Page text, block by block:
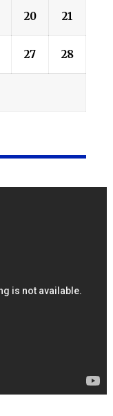
20 21
27 28